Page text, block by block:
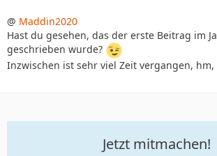
@ Maddin2020
Hast du gesehen, das der erste Beitrag im
geschrieben wurde?
Inzwischen ist sehr viel Zeit vergangen, hm,
Jetzt mitmachen!